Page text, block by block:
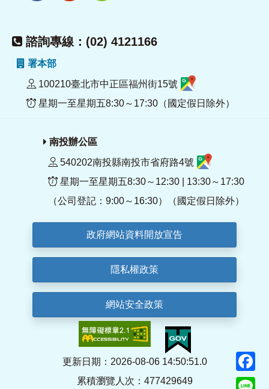
諮詢專線：(02) 4121166
署本部
100210臺北市中正區福州街15號
星期一至星期五8:30～17:30（國定假日除外）
南投辦公區
540202南投縣南投市省府路4號
星期一至星期五8:30～12:30 | 13:30～17:30
（公司登記：9:00～16:30）（國定假日除外）
政府網站資料開放宣告
隱私權政策
網站安全政策
更新日期：2026-08-06 14:50:51.0
累積瀏覽人次：477429649